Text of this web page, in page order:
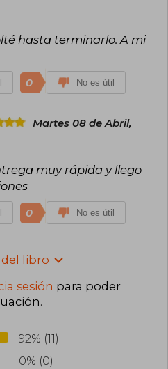
hasta terminarlo. A mi
0 No es útil
Martes 08 de Abril,
muy rápida y llego
0 No es útil
libro
sesión para poder
.
92% (11)
0% (0)